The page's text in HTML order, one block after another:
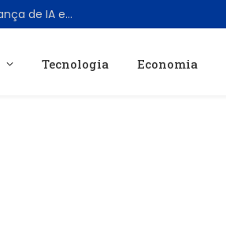
Google anuncia grande reestruturação na liderança de IA em meio a pressões internas e conflitos éticos
Tecnologia Economia